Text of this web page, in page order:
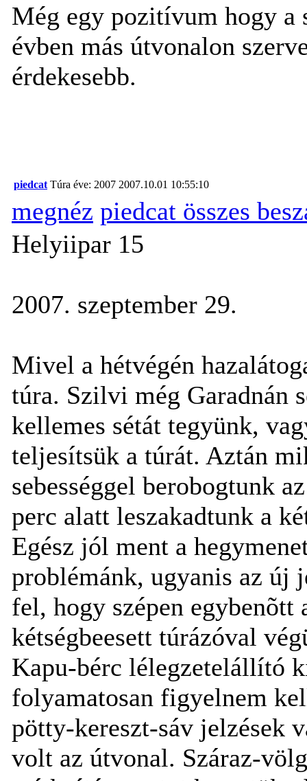
Még egy pozitívum hogy a
évben más útvonalon
érdekesebb.
piedcat Túra éve: 2007 2007.10.01 10:55:10
megnéz piedcat összes
Helyiipar 15
2007. szeptember 29.
Mivel a hétvégén
túra. Szilvi még Garadnán
kellemes sétát tegyünk,
teljesítsük a túrát. Aztán
sebességgel berobogtunk
perc alatt leszakadtunk a
Egész jól ment a
problémánk, ugyanis az új
fel, hogy szépen
kétségbeesett túrázóval
Kapu-bérc lélegzetelállító
folyamatosan figyelnem
pötty-kereszt-sáv jelzések
volt az útvonal. Száraz-